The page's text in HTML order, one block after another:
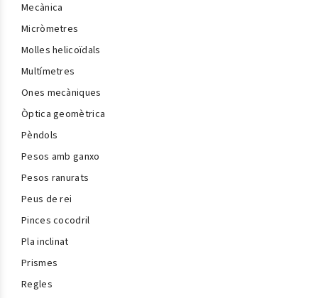
Mecànica
Micròmetres
Molles helicoïdals
Multímetres
Ones mecàniques
Òptica geomètrica
Pèndols
Pesos amb ganxo
Pesos ranurats
Peus de rei
Pinces cocodril
Pla inclinat
Prismes
Regles